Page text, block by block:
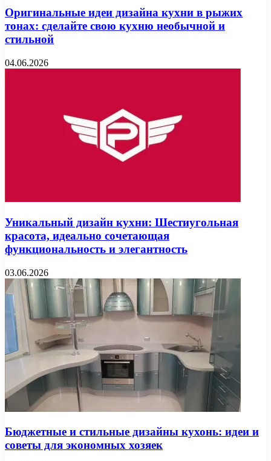
Оригинальные идеи дизайна кухни в рыжих
тонах: сделайте свою кухню необычной и
стильной
04.06.2026
Уникальный дизайн кухни: Шестиугольная
красота, идеально сочетающая
функциональность и элегантность
03.06.2026
Бюджетные и стильные дизайны кухонь: идеи и
советы для экономных хозяек